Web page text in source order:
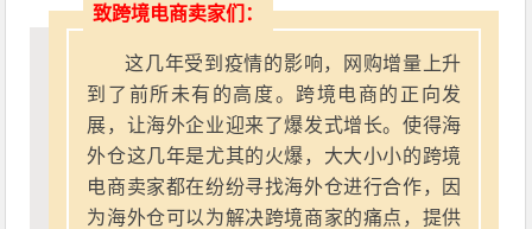
致跨境电商卖家们：
这几年受到疫情的影响，网购增量上升
到了前所未有的高度。跨境电商的正向发
展，让海外企业迎来了爆发式增长。使得海
外仓这几年是尤其的火爆，大大小小的跨境
电商卖家都在纷纷寻找海外仓进行合作，因
为海外仓可以为解决跨境商家的痛点，提供